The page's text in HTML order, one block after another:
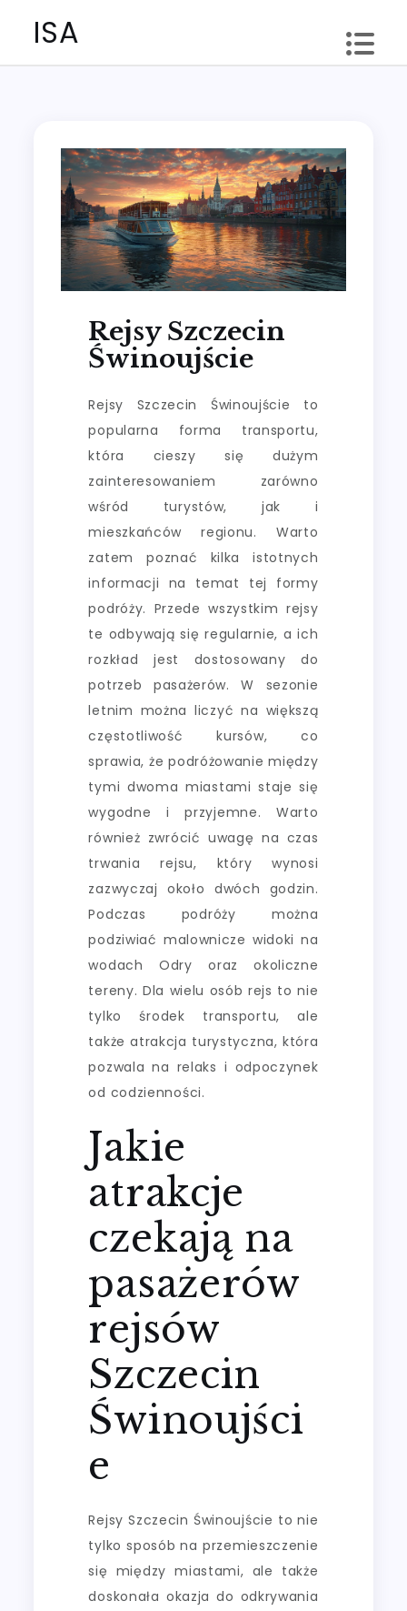
ISA
Rejsy Szczecin
Świnoujście
Rejsy Szczecin Świnoujście to
popularna forma transportu,
która cieszy się dużym
zainteresowaniem zarówno
wśród turystów, jak i
mieszkańców regionu. Warto
zatem poznać kilka istotnych
informacji na temat tej formy
podróży. Przede wszystkim rejsy
te odbywają się regularnie, a ich
rozkład jest dostosowany do
potrzeb pasażerów. W sezonie
letnim można liczyć na większą
częstotliwość kursów, co
sprawia, że podróżowanie między
tymi dwoma miastami staje się
wygodne i przyjemne. Warto
również zwrócić uwagę na czas
trwania rejsu, który wynosi
zazwyczaj około dwóch godzin.
Podczas podróży można
podziwiać malownicze widoki na
wodach Odry oraz okoliczne
tereny. Dla wielu osób rejs to nie
tylko środek transportu, ale
także atrakcja turystyczna, która
pozwala na relaks i odpoczynek
od codzienności.
Jakie
atrakcje
czekają na
pasażerów
rejsów
Szczecin
Świnoujści
e
Rejsy Szczecin Świnoujście to nie
tylko sposób na przemieszczenie
się między miastami, ale także
doskonała okazja do odkrywania